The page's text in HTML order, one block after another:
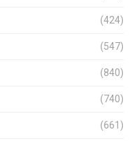
(424)
(547)
(840)
(740)
(661)